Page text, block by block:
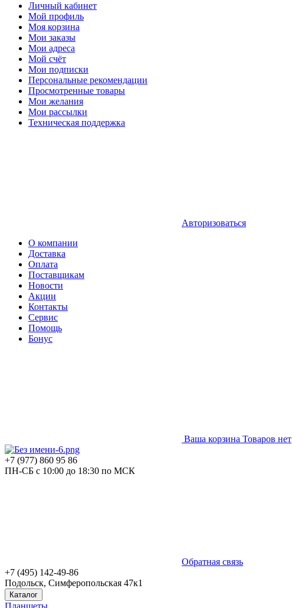
Личный кабинет
Мой профиль
Моя корзина
Мои заказы
Мои адреса
Мой счёт
Мои подписки
Персональные рекомендации
Просмотренные товары
Мои желания
Мои рассылки
Техническая поддержка
Авторизоваться
О компании
Доставка
Оплата
Поставщикам
Новости
Акции
Контакты
Сервис
Помощь
Бонус
Ваша корзина Товаров нет
+7 (977) 860 95 86
ПН-СБ с 10:00 до 18:30 по МСК
Обратная связь
+7 (495) 142-49-86
Подольск, Симферопольская 47к1
Каталог
Планшеты